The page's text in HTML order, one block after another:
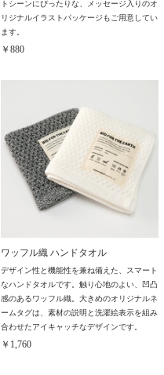
トシーンにぴったりな、メッセージ入りのオ
リジナルイラストパッケージもご用意してい
ます。
￥880
ワッフル織 ハンドタオル
デザイン性と機能性を兼ね備えた、スマート
なハンドタオルです。触り心地のよい、凹凸
感のあるワッフル織。大きめのオリジナルネ
ームタグは、素材の説明と洗濯絵表示を組み
合わせたアイキャッチなデザインです。
￥1,760